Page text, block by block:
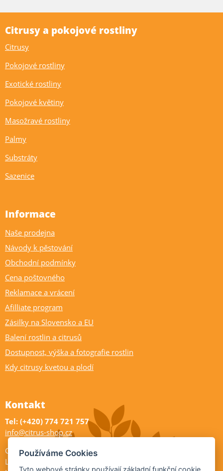
Citrusy a pokojové rostliny
Citrusy
Pokojové rostliny
Exotické rostliny
Pokojové květiny
Masožravé rostliny
Palmy
Substráty
Sazenice
Informace
Naše prodejna
Návody k pěstování
Obchodní podmínky
Cena poštovného
Reklamace a vrácení
Afilliate program
Zásilky na Slovensko a EU
Balení rostlin a citrusů
Dostupnost, výška a fotografie rostlin
Kdy citrusy kvetou a plodí
Kontakt
Tel: (+420) 774 721 757
info@citrus-shop.cz
Citrus shop zahradnictví
Legionářů 2
Používáme Cookies